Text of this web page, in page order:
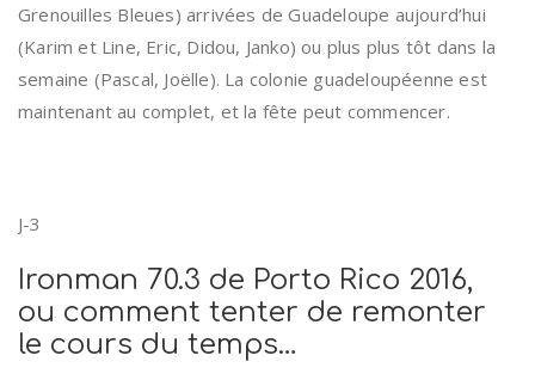
Grenouilles Bleues) arrivées de Guadeloupe aujourd’hui
(Karim et Line, Eric, Didou, Janko) ou plus plus tôt dans la
semaine (Pascal, Joëlle). La colonie guadeloupéenne est
maintenant au complet, et la fête peut commencer.
J-3
Ironman 70.3 de Porto Rico 2016,
ou comment tenter de remonter
le cours du temps…